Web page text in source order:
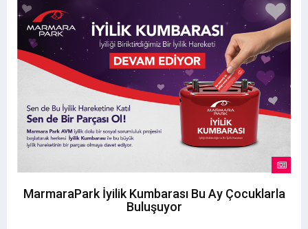
MarmaraPark İyilik Kumbarası Bu Ay Çocuklarla
Buluşuyor